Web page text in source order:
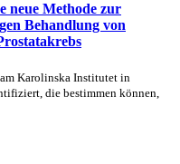
neue Methode zur
Behandlung von
Karolinska Institutet in
die bestimmen können,